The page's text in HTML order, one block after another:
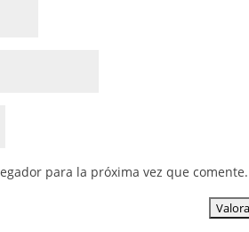
para la próxima vez que comente.